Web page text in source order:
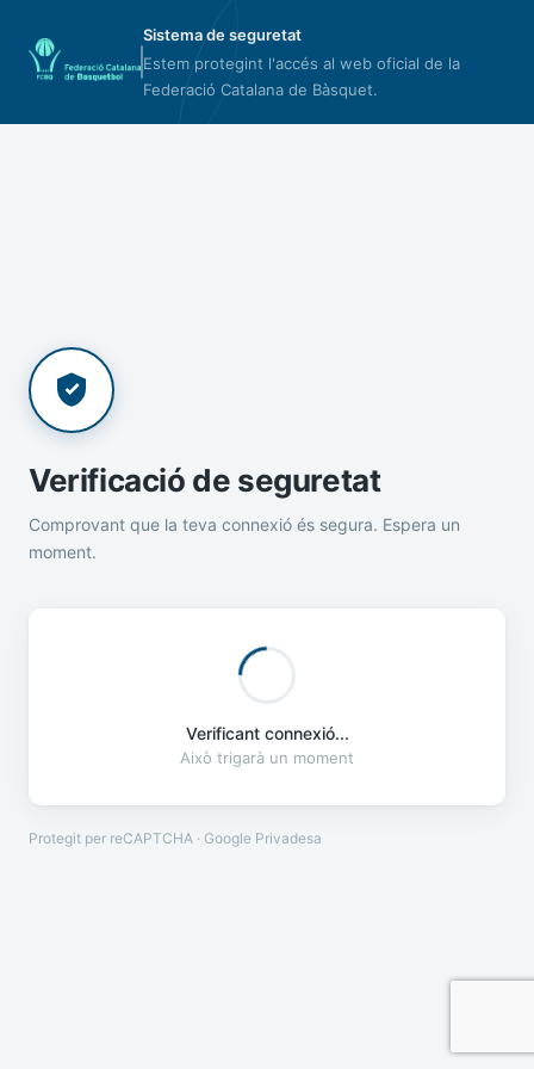
Sistema de seguretat
Estem protegint l'accés al web oficial de la
Federació Catalana de Bàsquet.
Verificació de seguretat
Comprovant que la teva connexió és segura. Espera un
moment.
Verificant connexió...
Això trigarà un moment
Protegit per reCAPTCHA · Google Privadesa